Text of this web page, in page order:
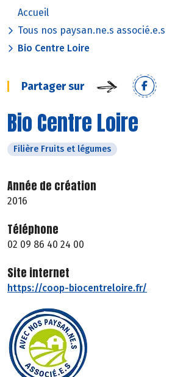
Accueil
Tous nos paysan.ne.s associé.e.s
Bio Centre Loire
Partager sur
Bio Centre Loire
Filière Fruits et légumes
Année de création
2016
Téléphone
02 09 86 40 24 00
Site internet
https://coop-biocentreloire.fr/